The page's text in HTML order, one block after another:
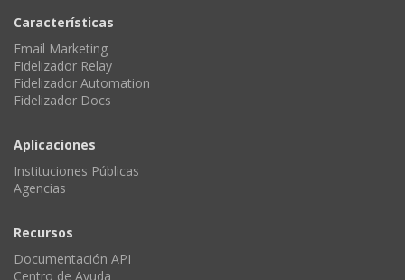
Características
Email Marketing
Fidelizador Relay
Fidelizador Automation
Fidelizador Docs
Aplicaciones
Instituciones Públicas
Agencias
Recursos
Documentación API
Centro de Ayuda